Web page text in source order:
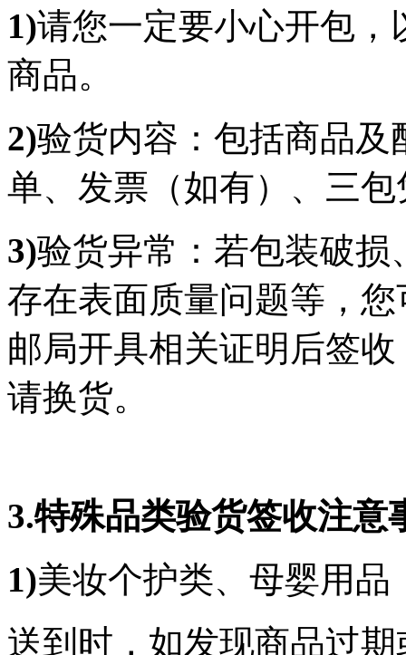
1)请您一定要小心开包
商品。
2)验货内容：包括商品
单、发票（如有）、三
3)验货异常：若包装破
存在表面质量问题等，
邮局开具相关证明后签
请换货。
3.特殊品类验货签收注意
1)美妆个护类、母婴用品
送到时，如发现商品过